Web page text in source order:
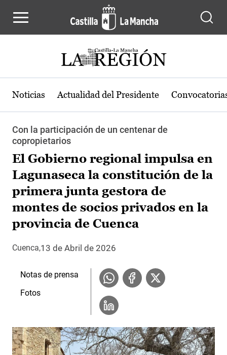
Noticias Actualidad del Presidente
Con la participación de un centenar de
copropietarios
El Gobierno regional impulsa en
Lagunaseca la constitución de la
primera junta gestora de
montes de socios privados en la
provincia de Cuenca
Cuenca 13 de Abril de 2026
Notas de prensa
Fotos